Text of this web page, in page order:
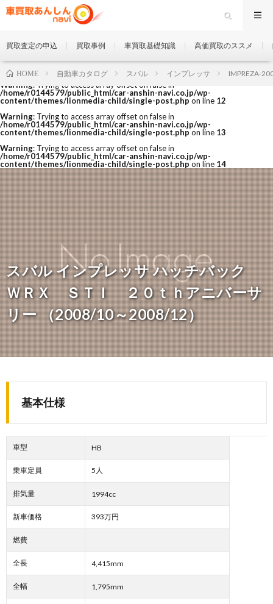
Warning: Trying to access array offset on false in
/home/r0144579/public_html/car-anshin-navi.co.jp/wp-
content/themes/lionmedia-child/single-post.php on line 12
Warning: Trying to access array offset on false in
/home/r0144579/public_html/car-anshin-navi.co.jp/wp-
content/themes/lionmedia-child/single-post.php on line 13
Warning: Trying to access array offset on false in
/home/r0144579/public_html/car-anshin-navi.co.jp/wp-
content/themes/lionmedia-child/single-post.php on line 14
買取査定の申込 買取事例 車買取基礎知識 高価買取のススメ
スバル インプレッサ ハッチバック
ＷＲＸ ＳＴＩ ２０ｔｈアニバーサ
リー （2008/10～2008/12）
HOME 自動車カタログ スバル インプレッサ IMPREZA-
基本仕様
車型 HB
乗車定員 5人
排気量 1994cc
新車価格 393万円
燃費
全長 4,415mm
全幅 1,795mm